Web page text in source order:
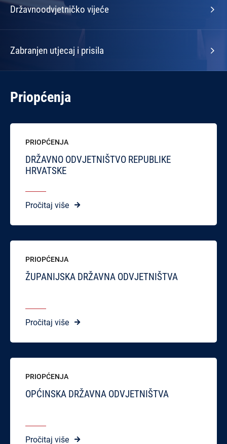
Državnoodvjetničko vijeće
Zabranjen utjecaj i prisila
Priopćenja
PRIOPĆENJA
DRŽAVNO ODVJETNIŠTVO REPUBLIKE
HRVATSKE
Pročitaj više
PRIOPĆENJA
ŽUPANIJSKA DRŽAVNA ODVJETNIŠTVA
Pročitaj više
PRIOPĆENJA
OPĆINSKA DRŽAVNA ODVJETNIŠTVA
Pročitaj više